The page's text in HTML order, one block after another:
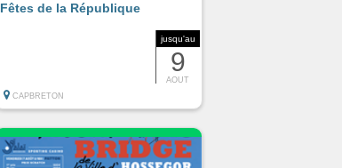
jusqu'au
9
AOUT
Fêtes de la République
CAPBRETON